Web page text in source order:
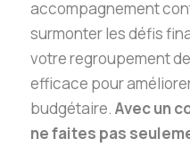
accompagnement
surmonter les défis
votre regroupement
efficace pour
budgétaire.Avec un
ne faites pas